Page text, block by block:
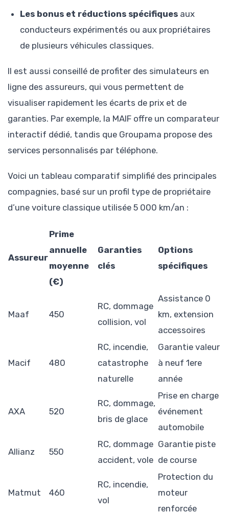
Les bonus et réductions spécifiques aux
conducteurs expérimentés ou aux propriétaires
de plusieurs véhicules classiques.
Il est aussi conseillé de profiter des simulateurs en
ligne des assureurs, qui vous permettent de
visualiser rapidement les écarts de prix et de
garanties. Par exemple, la MAIF offre un comparateur
interactif dédié, tandis que Groupama propose des
services personnalisés par téléphone.
Voici un tableau comparatif simplifié des principales
compagnies, basé sur un profil type de propriétaire
d’une voiture classique utilisée 5 000 km/an :
Assureur
Prime
annuelle
moyenne
(€)
Garanties
clés
Options
spécifiques
Maaf 450
RC, dommage
collision, vol
Assistance 0
km, extension
accessoires
Macif 480
RC, incendie,
catastrophe
naturelle
Garantie valeur
à neuf 1ere
année
AXA 520
RC, dommage,
bris de glace
Prise en charge
événement
automobile
Allianz 550
RC, dommage
accident, vole
Garantie piste
de course
Matmut 460
RC, incendie,
vol
Protection du
moteur
renforcée